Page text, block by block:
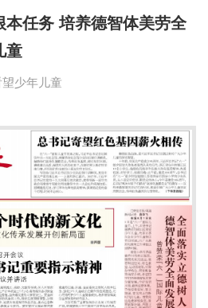
本任务 培养德智体美劳全
童
望少年儿童